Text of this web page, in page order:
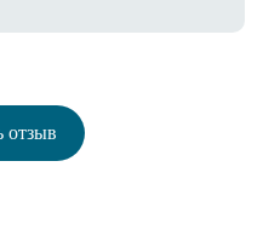
отзыв